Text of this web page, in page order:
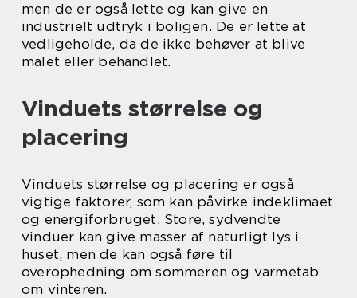
men de er også lette og kan give en
industrielt udtryk i boligen. De er lette at
vedligeholde, da de ikke behøver at blive
malet eller behandlet.
Vinduets størrelse og
placering
Vinduets størrelse og placering er også
vigtige faktorer, som kan påvirke indeklimaet
og energiforbruget. Store, sydvendte
vinduer kan give masser af naturligt lys i
huset, men de kan også føre til
overophedning om sommeren og varmetab
om vinteren.